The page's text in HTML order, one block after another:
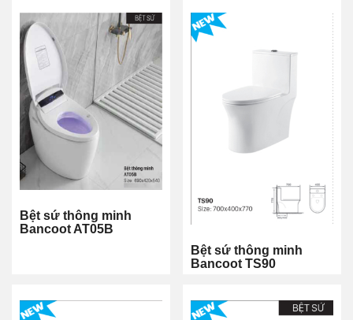
Bệt sứ thông minh
Bancoot AT05B
Bệt sứ thông minh
Bancoot TS90